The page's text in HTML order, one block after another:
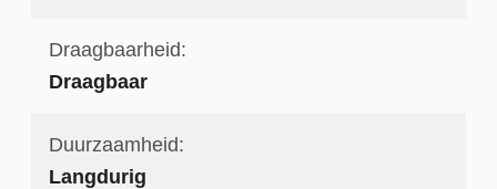
Draagbaarheid:
Draagbaar
Duurzaamheid:
Langdurig